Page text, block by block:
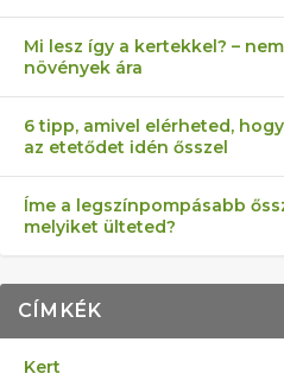
Mi lesz így a kertekkel? –
növények ára
6 tipp, amivel elérheted,
az etetődet idén ősszel
Íme a legszínpompásabb
melyiket ülteted?
CÍMKÉK
Kert